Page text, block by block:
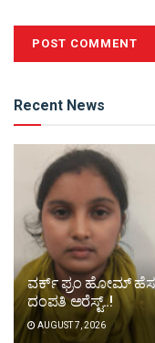
Recent News
ವರ್ಕ್ ಫ್ರಂ ಹೋಮ್
ದಂಪತಿ ಅರೆಸ್ಟ್..!
AUGUST 7, 2026